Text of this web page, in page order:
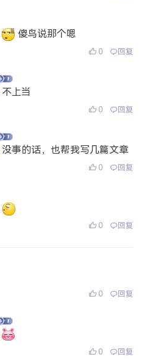
傻鸟说那个嗯
0 回复
不上当
0 回复
没事的话，也帮我写几篇文章
0 回复
0 回复
0 回复
0 回复